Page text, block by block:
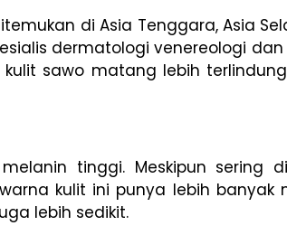
di Asia Tenggara, Asia
dermatologi venereologi dan
kulit sawo matang lebih
tinggi. Meskipun sering
kulit ini punya lebih
lebih sedikit.